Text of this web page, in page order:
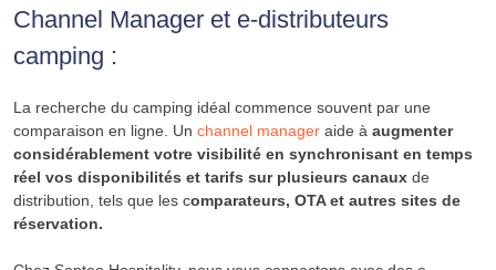
Channel Manager et e-distributeurs
camping :
La recherche du camping idéal commence souvent par une
comparaison en ligne. Un channel manager aide à augmenter
considérablement votre visibilité en synchronisant en temps
réel vos disponibilités et tarifs sur plusieurs canaux de
distribution, tels que les comparateurs, OTA et autres sites de
réservation.